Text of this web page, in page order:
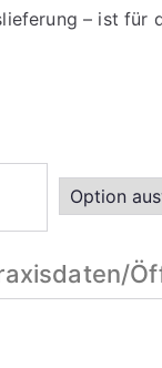
– ist für